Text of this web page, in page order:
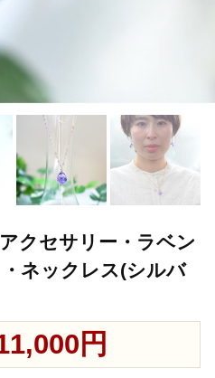
クセサリー・ラベン
ネックレス(シルバ
円